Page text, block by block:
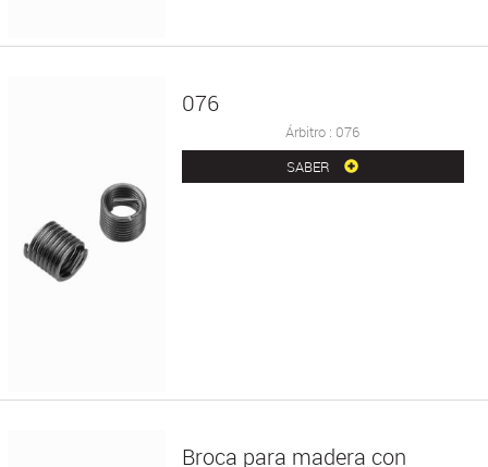
076
Árbitro : 076
SABER
Broca para madera con